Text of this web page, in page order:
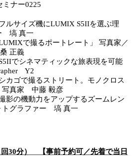
ミナー0225
サイズ機にLUMIX S5IIを選ぶ理
塙 真一
で撮るポートレート」 写真家／
正義
でシネマティックな旅表現を可能
Y2
ゴで撮るストリート。モノクロス
写真家 中藤 毅彦
の機動力をアップするズームレン
トグラファー 塙 真一
30分） 【事前予約可／先着で当日